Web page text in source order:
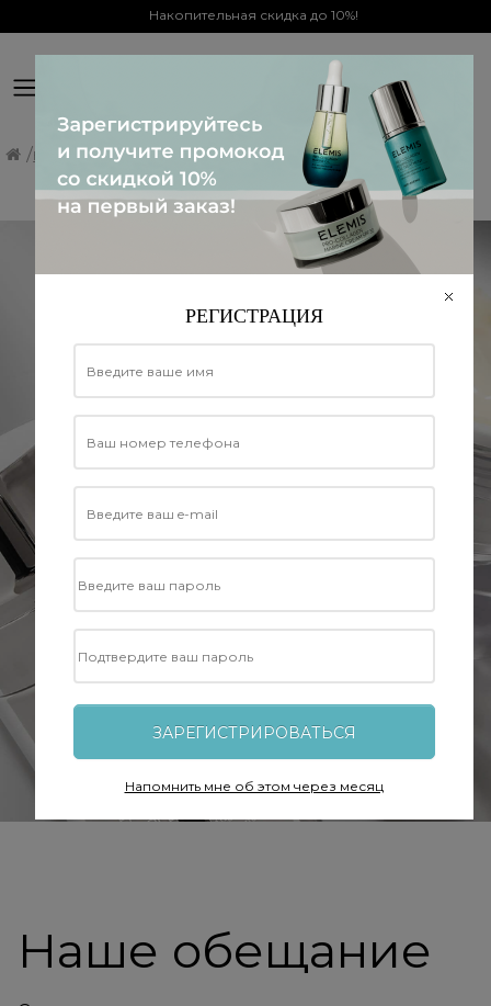
РЕГИСТРАЦИЯ
ЗАРЕГИСТРИРОВАТЬСЯ
Напомнить мне об этом через месяц
Накопительная скидка до 10%!
Официальный дистрибьютор в Украине
Наше обещание
Наше обещание